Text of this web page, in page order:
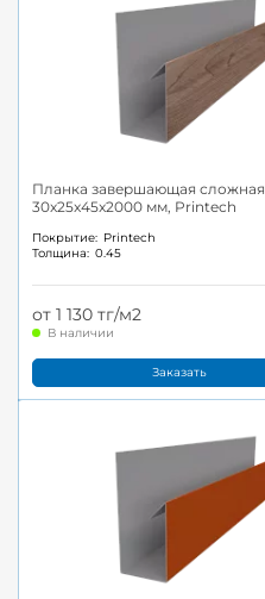
Планка завершающая сложная
30x25x45x2000 мм, Printech
Покрытие: Printech
Толщина: 0.45
от 1 130 тг/м2
В наличии
Заказать